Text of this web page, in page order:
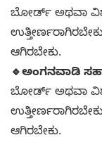
ಬೋರ್ಡ್ ಅಥವಾ
ಆಗಿರಬೇಕು.
🔹ಅಂಗನವಾಡಿ
ಬೋರ್ಡ್ ಅಥವಾ
ಆಗಿರಬೇಕು.